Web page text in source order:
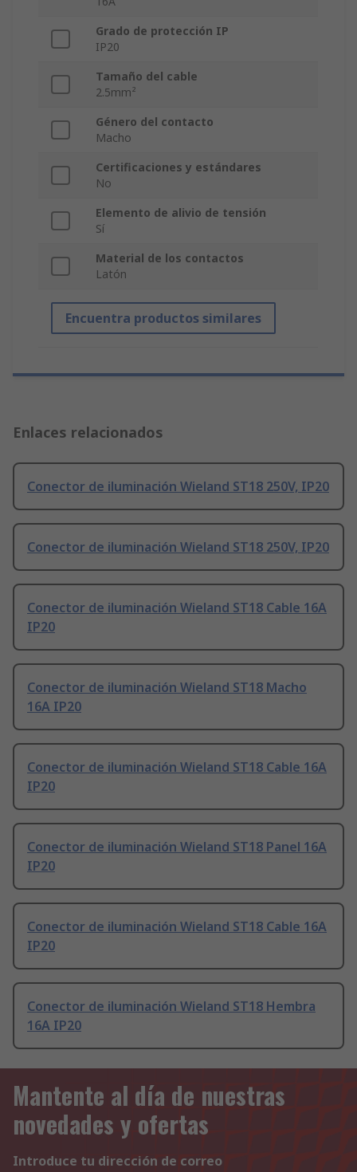
Grado de protección IP
IP20
Tamaño del cable
2.5mm²
Género del contacto
Macho
Certificaciones y estándares
No
Elemento de alivio de tensión
Sí
Material de los contactos
Latón
Encuentra productos similares
Enlaces relacionados
Conector de iluminación Wieland ST18 250V, IP20
Conector de iluminación Wieland ST18 250V, IP20
Conector de iluminación Wieland ST18 Cable 16A
IP20
Conector de iluminación Wieland ST18 Macho
16A IP20
Conector de iluminación Wieland ST18 Cable 16A
IP20
Conector de iluminación Wieland ST18 Panel 16A
IP20
Conector de iluminación Wieland ST18 Cable 16A
IP20
Conector de iluminación Wieland ST18 Hembra
16A IP20
Mantente al día de nuestras
novedades y ofertas
Introduce tu dirección de correo